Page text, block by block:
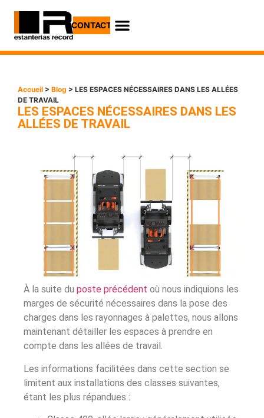
CONTACT
Accueil > Blog > LES ESPACES NÉCESSAIRES DANS LES ALLÉES
DE TRAVAIL
LES ESPACES NÉCESSAIRES DANS LES
ALLÉES DE TRAVAIL
À la suite du poste précédent où nous indiquions les
marges de sécurité nécessaires dans la pose des
charges dans les rayonnages à palettes, nous allons
maintenant détailler les espaces à prendre en
compte dans les allées de travail.
Les informations facilitées dans cette section se
limitent aux installations des classes suivantes,
étant les plus répandues :